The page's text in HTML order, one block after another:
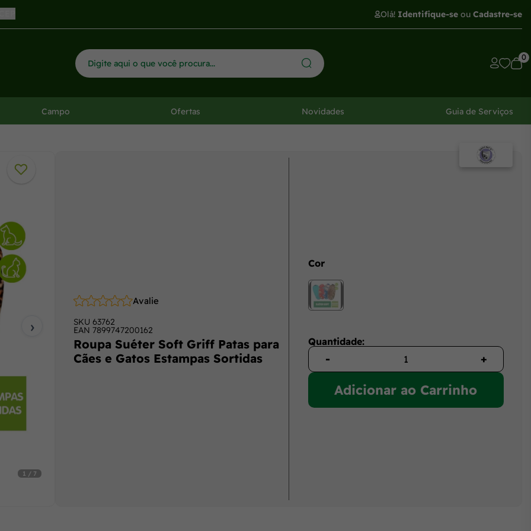
Olá! Identifique-se ou Cadastre-se
0
Campo Ofertas Novidades Guia de Serviços
›
1 / 7
Avalie
SKU 63762
EAN 7899747200162
Roupa Suéter Soft Griff Patas para
Cães e Gatos Estampas Sortidas
Cor
Quantidade:
- +
Adicionar ao Carrinho